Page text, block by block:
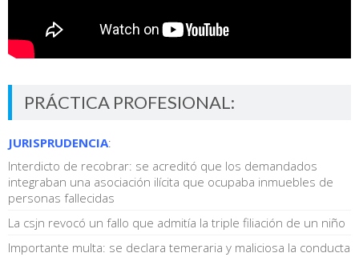
PRÁCTICA PROFESIONAL:
JURISPRUDENCIA:
Interdicto de recobrar: se acreditó que los demandados
integraban una asociación ilícita que ocupaba inmuebles de
personas fallecidas
La csjn revocó un fallo que admitía la triple filiación de un niño
Importante multa: se declara temeraria y maliciosa la conducta